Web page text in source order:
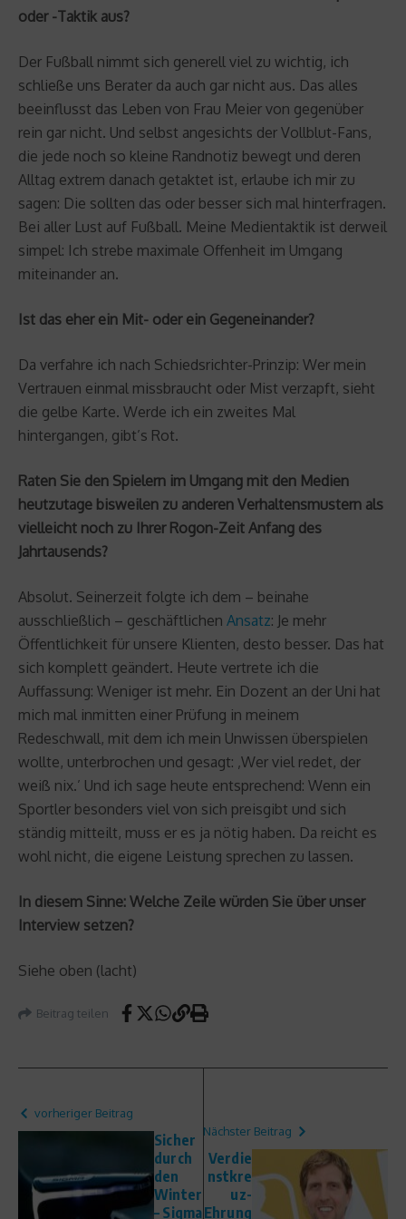
oder -Taktik aus?
Der Fußball nimmt sich generell viel zu wichtig, ich
schließe uns Berater da auch gar nicht aus. Das alles
beeinflusst das Leben von Frau Meier von gegenüber
rein gar nicht. Und selbst angesichts der Vollblut-Fans,
die jede noch so kleine Randnotiz bewegt und deren
Alltag extrem danach getaktet ist, erlaube ich mir zu
sagen: Die sollten das oder besser sich mal hinterfragen.
Bei aller Lust auf Fußball. Meine Medientaktik ist derweil
simpel: Ich strebe maximale Offenheit im Umgang
miteinander an.
Ist das eher ein Mit- oder ein Gegeneinander?
Da verfahre ich nach Schiedsrichter-Prinzip: Wer mein
Vertrauen einmal missbraucht oder Mist verzapft, sieht
die gelbe Karte. Werde ich ein zweites Mal
hintergangen, gibt’s Rot.
Raten Sie den Spielern im Umgang mit den Medien
heutzutage bisweilen zu anderen Verhaltensmustern als
vielleicht noch zu Ihrer Rogon-Zeit Anfang des
Jahrtausends?
Absolut. Seinerzeit folgte ich dem – beinahe
ausschließlich – geschäftlichen Ansatz: Je mehr
Öffentlichkeit für unsere Klienten, desto besser. Das hat
sich komplett geändert. Heute vertrete ich die
Auffassung: Weniger ist mehr. Ein Dozent an der Uni hat
mich mal inmitten einer Prüfung in meinem
Redeschwall, mit dem ich mein Unwissen überspielen
wollte, unterbrochen und gesagt: ‚Wer viel redet, der
weiß nix.’ Und ich sage heute entsprechend: Wenn ein
Sportler besonders viel von sich preisgibt und sich
ständig mitteilt, muss er es ja nötig haben. Da reicht es
wohl nicht, die eigene Leistung sprechen zu lassen.
In diesem Sinne: Welche Zeile würden Sie über unser
Interview setzen?
Siehe oben (lacht)
Beitrag teilen
vorheriger Beitrag
Sicher
durch
den
Winter
– Sigma
Nächster Beitrag
Verdie
nstkre
uz-
Ehrung